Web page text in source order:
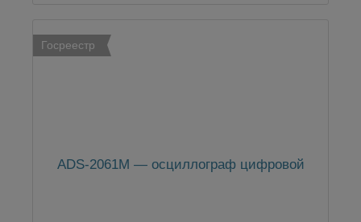
Госреестр
ADS-2061M — осциллограф цифровой